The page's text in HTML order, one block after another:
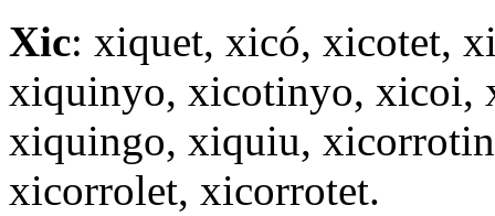
Xic: xiquet, xicó, xicotet,
xiquinyo, xicotinyo, xicoi,
xiquingo, xiquiu,
xicorrolet, xicorrotet.